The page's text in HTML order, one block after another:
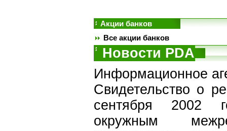
Акции банков
Все акции банков
Новости PDA
Информационное
Свидетельство о
сентября 2002
окружным